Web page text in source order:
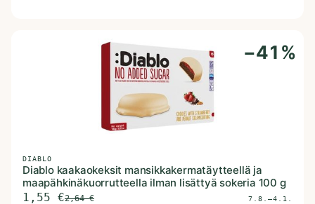
−41 %
DIABLO
Diablo kaakaokeksit mansikkakermatäytteellä ja
maapähkinäkuorrutteella ilman lisättyä sokeria 100 g
1,55 €2,64€ 7.8.–4.1.